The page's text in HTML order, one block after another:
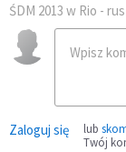
ŚDM 2013 w Rio -
Zaloguj się lub
Twój